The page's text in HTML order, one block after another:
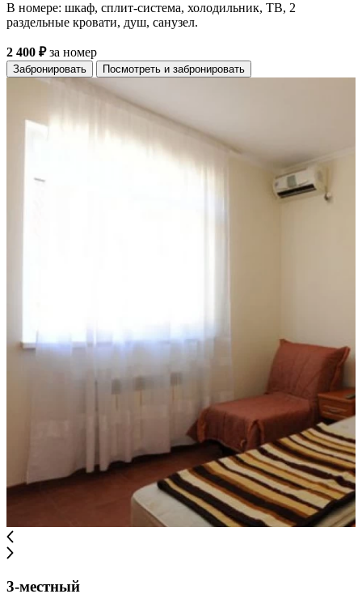
В номере: шкаф, сплит-система, холодильник, ТВ, 2
раздельные кровати, душ, санузел.
2 400 ₽за номер
Забронировать Посмотреть и забронировать
3-местный